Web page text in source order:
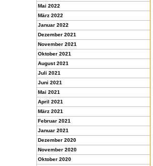
Mai 2022
März 2022
Januar 2022
Dezember 2021
November 2021
Oktober 2021
August 2021
Juli 2021
Juni 2021
Mai 2021
April 2021
März 2021
Februar 2021
Januar 2021
Dezember 2020
November 2020
Oktober 2020